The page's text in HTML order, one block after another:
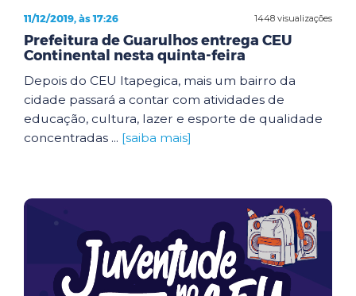
1448 visualizações
11/12/2019, às 17:26
Prefeitura de Guarulhos entrega CEU
Continental nesta quinta-feira
Depois do CEU Itapegica, mais um bairro da
cidade passará a contar com atividades de
educação, cultura, lazer e esporte de qualidade
concentradas ... [saiba mais]